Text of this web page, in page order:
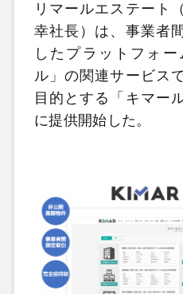
リマールエステート
幸社長）は、事業者
したプラットフォ
ル」の関連サービス
目的とする「キマー
に提供開始した。